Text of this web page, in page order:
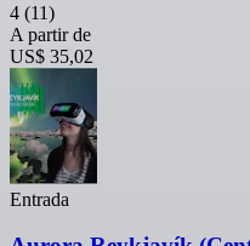
4 (11)
A partir de
US$ 35,02
Entrada